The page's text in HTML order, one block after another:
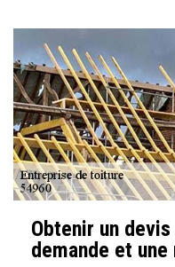
Obtenir un
demande et